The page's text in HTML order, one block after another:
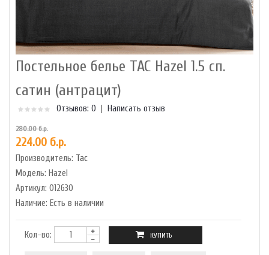
Постельное белье TAC Hazel 1.5 сп.
сатин (антрацит)
Отзывов: 0 Написать отзыв
280.00 б.р.
224.00 б.р.
Производитель: Tac
Модель: Hazel
Артикул: 012630
Наличие: Есть в наличии
Кол-во: